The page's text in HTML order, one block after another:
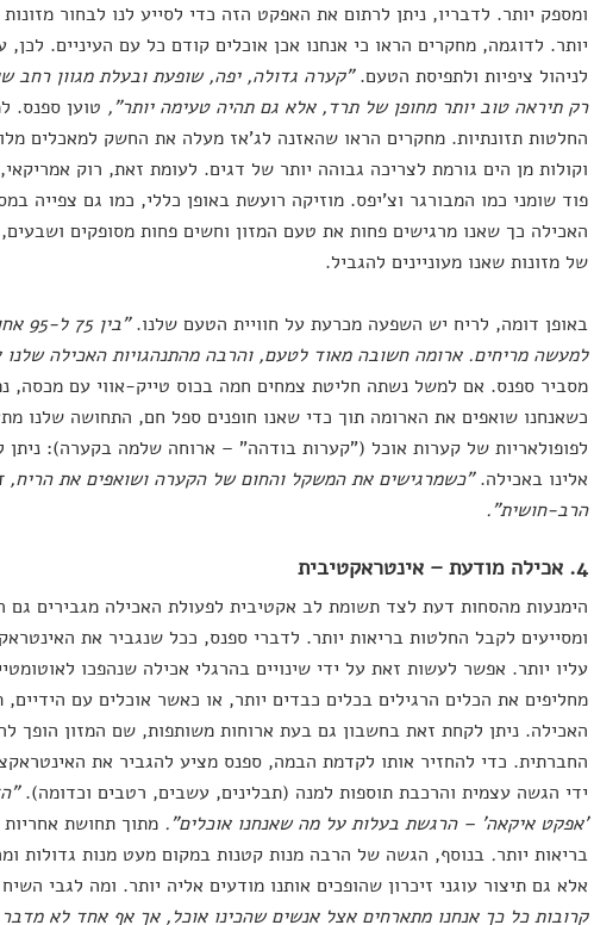
ומספק יותר. לדבריו, ניתן לרתום את האפקט הזה כדי לסייע לנו לבחור
יותר. לדוגמה, מחקרים הראו כי אנחנו אכן אוכלים קודם כל עם העיניים.
לניהול ציפיות ולתפיסת הטעם."קערה גדולה, יפה, שופעת ובעלת מגוון רחב
רק תיראה טוב יותר מחופן של תרד, אלא גם תהיה טעימה יותר", טוען ספנס.
החלטות תזונתיות. מחקרים הראו שהאזנה לג'אז מעלה את החשק למאכלים
וקולות מן הים גורמת לצריכה גבוהה יותר של דגים. לעומת זאת, רוק
פוד שומני כמו המבורגר וצ'יפס. מוזיקה רועשת באופן כללי, כמו גם צפייה
האכילה כך שאנו מרגישים פחות את טעם המזון וחשים פחות מסופקים
של מזונות שאנו מעוניינים להגביל.
באופן דומה, לריח יש השפעה מכרעת על חוויית הטעם שלנו.
למעשה מריחים. ארומה חשובה מאוד לטעם, והרבה מהתנהגויות האכילה שלנו
מסביר ספנס. אם למשל נשתה חליטת צמחים חמה בכוס טייק-אווי עם מכסה,
כשאנחנו שואפים את הארומה תוך כדי שאנו חופנים ספל חם, התחושה שלנו
לפופולאריות של קערות אוכל ("קערות בודהה" – ארוחה שלמה בקערה): ניתן
אלינו באכילה."כשמרגישים את המשקל והחום של הקערה ושואפים את הריח,
הרב-חושית".
4. אכילה מודעת – אינטראקטיבית
הימנעות מהסחות דעת לצד תשומת לב אקטיבית לפעולת האכילה מגבירים גם
ומסייעים לקבל החלטות בריאות יותר. לדברי ספנס, ככל שנגביר את
עליו יותר. אפשר לעשות זאת על ידי שינויים בהרגלי אכילה שנהפכו
מחליפים את הכלים הרגילים בכלים כבדים יותר, או כאשר אוכלים עם
האכילה. ניתן לקחת זאת בחשבון גם בעת ארוחות משותפות, שם המזון הופך
החברתית. כדי להחזיר אותו לקדמת הבמה, ספנס מציע להגביר את
ידי הגשה עצמית והרכבת תוספות למנה (תבלינים, עשבים, רטבים וכדומה).
'אפקט איקאה' – הרגשת בעלות על מה שאנחנו אוכלים". מתוך תחושת אחריות
בריאות יותר. בנוסף, הגשה של הרבה מנות קטנות במקום מעט מנות גדולות
אלא גם תיצור עוגני זיכרון שהופכים אותנו מודעים אליה יותר. ומה לגבי
קרובות כל כך אנחנו מתארחים אצל אנשים שהכינו אוכל, אך אף אחד לא